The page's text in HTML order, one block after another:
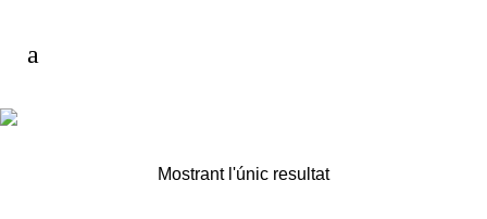
Mostrant l'únic resultat